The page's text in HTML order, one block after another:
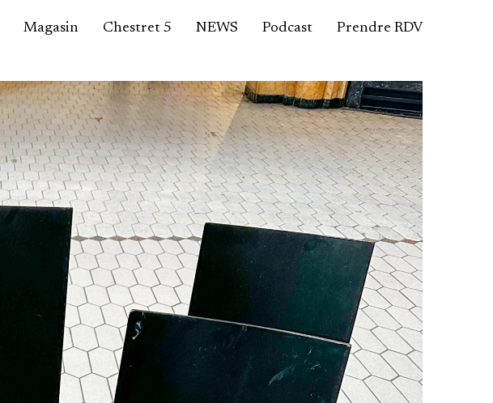
Magasin
maroquinerie
Asie / Afrique
Bijoux, montres
Céramique
Luminaires
Mobilier
Sculptures
Tableaux
Verrerie
Autre
Chestret 5 NEWS Podcast Prendre RDV